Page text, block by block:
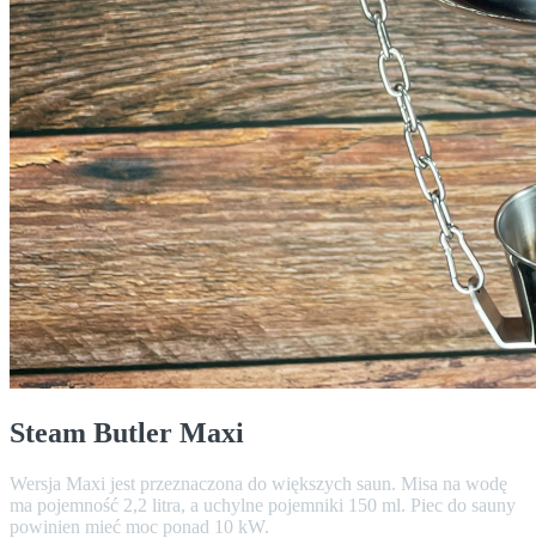
Steam Butler Maxi
Wersja Maxi jest przeznaczona do większych saun. Misa na wodę
ma pojemność 2,2 litra, a uchylne pojemniki 150 ml. Piec do sauny
powinien mieć moc ponad 10 kW.